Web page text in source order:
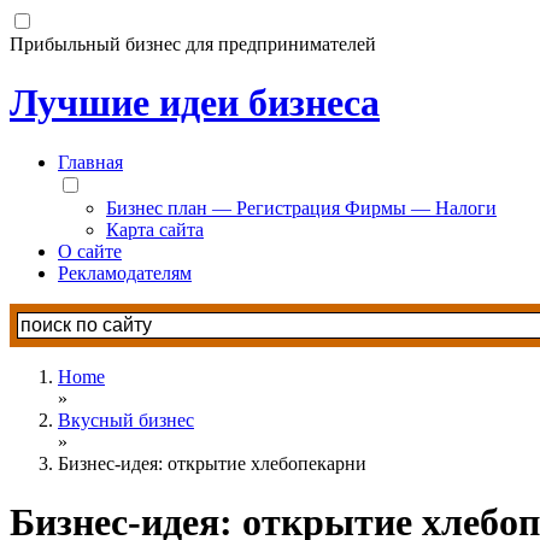
Прибыльный бизнес для предпринимателей
Лучшие идеи бизнеса
Главная
Бизнес план — Регистрация Фирмы — Налоги
Карта сайта
О сайте
Рекламодателям
Home
»
Вкусный бизнес
»
Бизнес-идея: открытие хлебопекарни
Бизнес-идея: открытие